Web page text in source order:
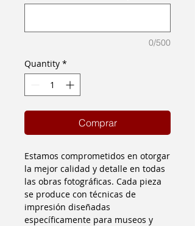
0/500
Quantity *
Comprar
Estamos comprometidos en otorgar
la mejor calidad y detalle en todas
las obras fotográficas. Cada pieza
se produce con técnicas de
impresión diseñadas
específicamente para museos y